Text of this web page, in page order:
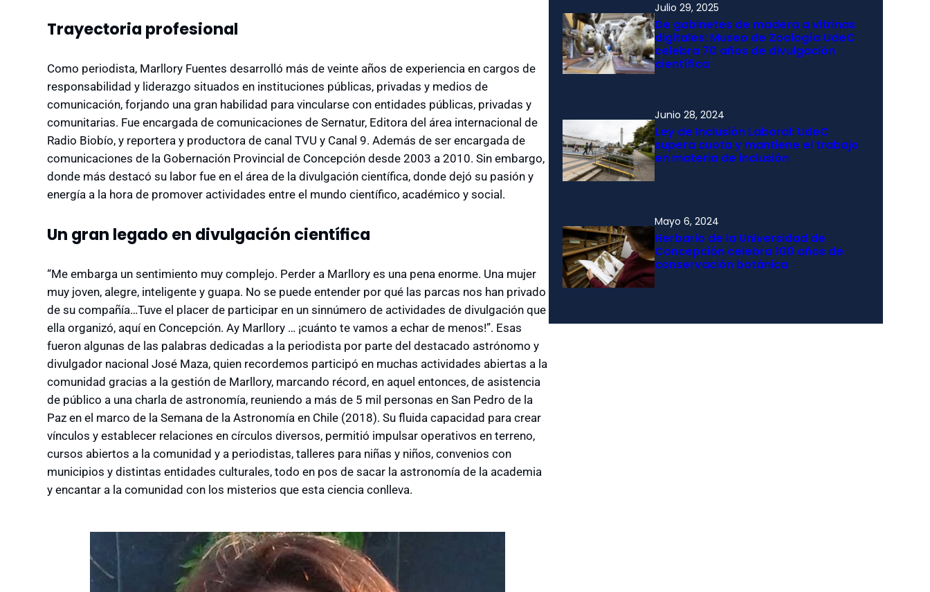
Trayectoria profesional
Como periodista, Marllory Fuentes desarrolló más de veinte años de experiencia en cargos de
responsabilidad y liderazgo situados en instituciones públicas, privadas y medios de
comunicación, forjando una gran habilidad para vincularse con entidades públicas, privadas y
comunitarias. Fue encargada de comunicaciones de Sernatur, Editora del área internacional de
Radio Biobío, y reportera y productora de canal TVU y Canal 9. Además de ser encargada de
comunicaciones de la Gobernación Provincial de Concepción desde 2003 a 2010. Sin embargo,
donde más destacó su labor fue en el área de la divulgación científica, donde dejó su pasión y
energía a la hora de promover actividades entre el mundo científico, académico y social.
Un gran legado en divulgación científica
“Me embarga un sentimiento muy complejo. Perder a Marllory es una pena enorme. Una mujer
muy joven, alegre, inteligente y guapa. No se puede entender por qué las parcas nos han privado
de su compañía…Tuve el placer de participar en un sinnúmero de actividades de divulgación que
ella organizó, aquí en Concepción. Ay Marllory … ¡cuánto te vamos a echar de menos!”. Esas
fueron algunas de las palabras dedicadas a la periodista por parte del destacado astrónomo y
divulgador nacional José Maza, quien recordemos participó en muchas actividades abiertas a la
comunidad gracias a la gestión de Marllory, marcando récord, en aquel entonces, de asistencia
de público a una charla de astronomía, reuniendo a más de 5 mil personas en San Pedro de la
Paz en el marco de la Semana de la Astronomía en Chile (2018). Su fluida capacidad para crear
vínculos y establecer relaciones en círculos diversos, permitió impulsar operativos en terreno,
cursos abiertos a la comunidad y a periodistas, talleres para niñas y niños, convenios con
municipios y distintas entidades culturales, todo en pos de sacar la astronomía de la academia
y encantar a la comunidad con los misterios que esta ciencia conlleva.
Julio 29, 2025
De gabinetes de madera a vitrinas
digitales: Museo de Zoología UdeC
celebra 70 años de divulgación
científica
Junio 28, 2024
Ley de Inclusión Laboral: UdeC
supera cuota y mantiene el trabajo
en materia de inclusión
Mayo 6, 2024
Herbario de la Universidad de
Concepción celebra 100 años de
conservación botánica